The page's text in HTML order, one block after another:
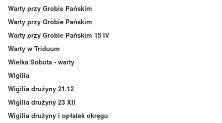
Warty przy Grobie Pańskim
Warty przy Grobie Pańskim
Warty przy Grobie Pańskim 15 IV
Warty w Triduum
Wielka Sobota - warty
Wigilia
Wigilia drużyny 21.12
Wigilia drużyny 23 XII
Wigilia drużyny i opłatek okręgu